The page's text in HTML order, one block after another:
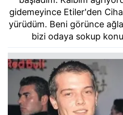
gidemeyince Etiler'den
yürüdüm. Beni görünce
bizi odaya sokup